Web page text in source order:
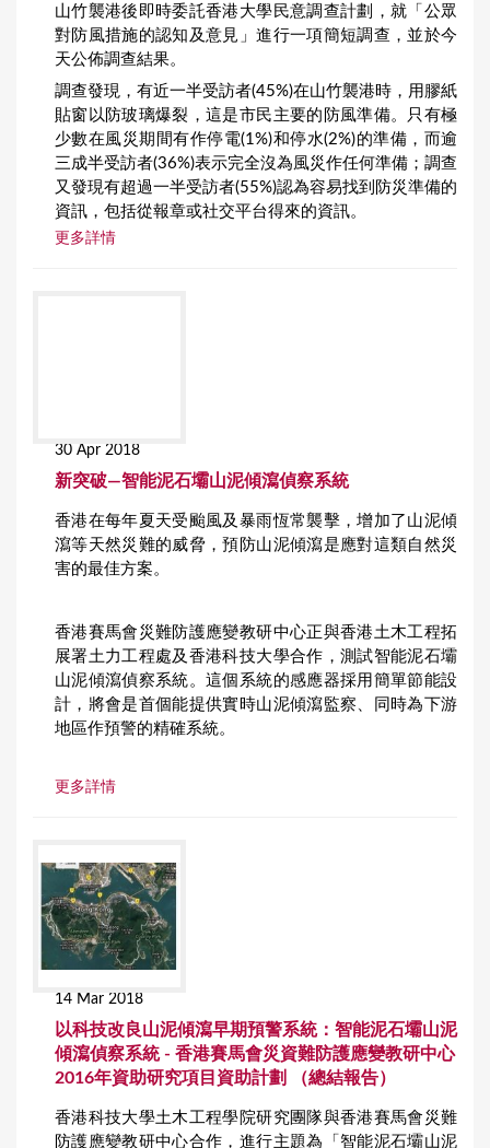
山竹襲港後即時委託香港大學民意調查計劃，就「公眾
對防風措施的認知及意見」進行一項簡短調查，並於今
天公佈調查結果。
調查發現，有近一半受訪者(45%)在山竹襲港時，用膠紙
貼窗以防玻璃爆裂，這是市民主要的防風準備。只有極
少數在風災期間有作停電(1%)和停水(2%)的準備，而逾
三成半受訪者(36%)表示完全沒為風災作任何準備；調查
又發現有超過一半受訪者(55%)認為容易找到防災準備的
資訊，包括從報章或社交平台得來的資訊。
更多詳情
30 Apr 2018
新突破—智能泥石壩山泥傾瀉偵察系統
香港在每年夏天受颱風及暴雨恆常襲擊，增加了山泥傾
瀉等天然災難的威脅，預防山泥傾瀉是應對這類自然災
害的最佳方案。
香港賽馬會災難防護應變教研中心正與香港土木工程拓
展署土力工程處及香港科技大學合作，測試智能泥石壩
山泥傾瀉偵察系統。這個系統的感應器採用簡單節能設
計，將會是首個能提供實時山泥傾瀉監察、同時為下游
地區作預警的精確系統。
更多詳情
14 Mar 2018
以科技改良山泥傾瀉早期預警系統：智能泥石壩山泥
傾瀉偵察系統 - 香港賽馬會災資難防護應變教研中心
2016年資助研究項目資助計劃 （總結報告）
香港科技大學土木工程學院研究團隊與香港賽馬會災難
防護應變教研中心合作，進行主題為「智能泥石壩山泥